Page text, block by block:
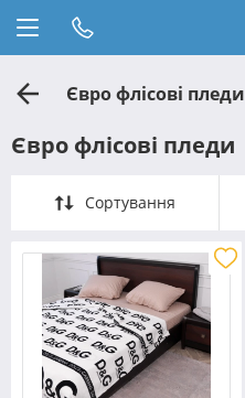
Євро флісові пледи
Євро флісові пледи
Сортування